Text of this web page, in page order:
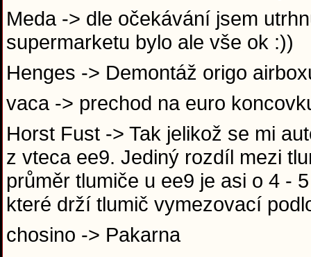
Meda -> dle očekávání jsem
supermarketu bylo ale vše ok :))
Henges -> Demontáž origo
vaca -> prechod na euro
Horst Fust -> Tak jelikož se mi
z vteca ee9. Jediný rozdíl mezi
průměr tlumiče u ee9 je asi o 4 -
které drží tlumič vymezovací
chosino -> Pakarna